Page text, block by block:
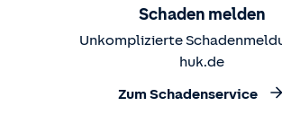
Schaden melden
Unkomplizierte
huk.de
Zum Schadenservice